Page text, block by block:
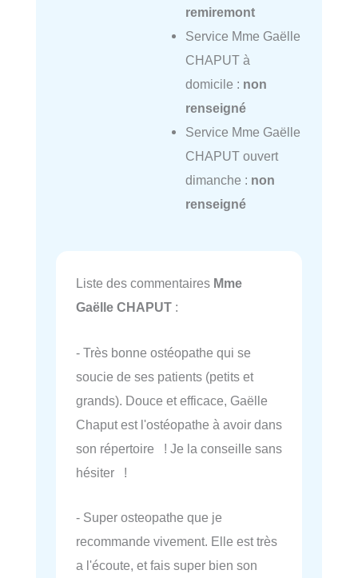
remiremont
Service Mme Gaëlle
CHAPUT à
domicile : non
renseigné
Service Mme Gaëlle
CHAPUT ouvert
dimanche : non
renseigné
Liste des commentaires Mme
Gaëlle CHAPUT :
- Très bonne ostéopathe qui se
soucie de ses patients (petits et
grands). Douce et efficace, Gaëlle
Chaput est l'ostéopathe à avoir dans
son répertoire ! Je la conseille sans
hésiter !
- Super osteopathe que je
recommande vivement. Elle est très
a l'écoute, et fais super bien son